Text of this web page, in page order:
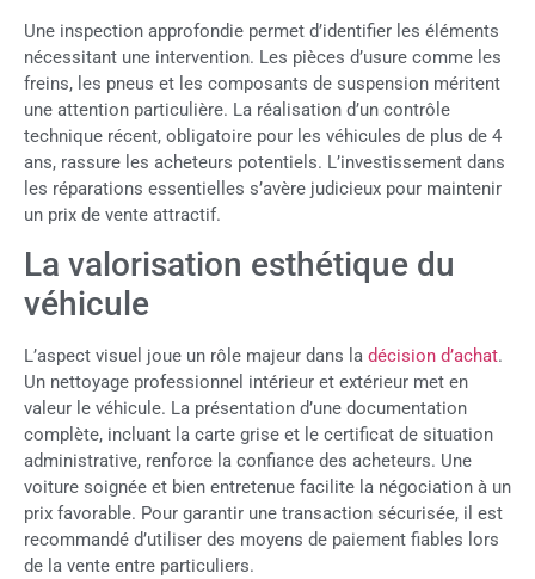
Une inspection approfondie permet d’identifier les éléments
nécessitant une intervention. Les pièces d’usure comme les
freins, les pneus et les composants de suspension méritent
une attention particulière. La réalisation d’un contrôle
technique récent, obligatoire pour les véhicules de plus de 4
ans, rassure les acheteurs potentiels. L’investissement dans
les réparations essentielles s’avère judicieux pour maintenir
un prix de vente attractif.
La valorisation esthétique du
véhicule
L’aspect visuel joue un rôle majeur dans la décision d’achat.
Un nettoyage professionnel intérieur et extérieur met en
valeur le véhicule. La présentation d’une documentation
complète, incluant la carte grise et le certificat de situation
administrative, renforce la confiance des acheteurs. Une
voiture soignée et bien entretenue facilite la négociation à un
prix favorable. Pour garantir une transaction sécurisée, il est
recommandé d’utiliser des moyens de paiement fiables lors
de la vente entre particuliers.